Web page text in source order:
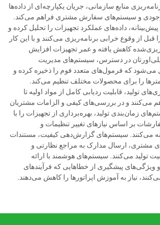
منابع سازمانی، جریان یکپارچه‌ای از داده‌ها
و سیستم‌های سفارش مشتری فراهم می‌کند.
داده‌های عملکرد تجهیزات را تحلیل کرده و
قبل از وقوع خرابی برنامه‌ریزی می‌کنند و با این کار
کاهش یافته و عمر تجهیزات افزایش
در دسترس، سیستم‌های مدیریت
می‌شود که فرمول‌های متعدد فوم را ذخیره کرده و
را برای محصولات مختلف تنظیم می‌کند.
تولید، قابلیت ردیابی کامل از مواد اولیه تا
می‌کنند و در بررسی‌های کیفی و الزامات مشتریان
زمان‌بندی تولید، بهره‌برداری از تجهیزات را با
بر اساس نیازهای تغییر تنظیمات و
می‌کنند. سیستم‌های گزارش‌دهی کیفیت، مستندات
مشتری، ارسال مدارک به مراجع نظارتی و
تولید می‌کنند. سیستم‌های هوشمند با ارائه
ویژگی‌های پیشگیری از خطاهایی که فرآیندهای
نیاز به آموزش اپراتورها را کاهش می‌دهند.